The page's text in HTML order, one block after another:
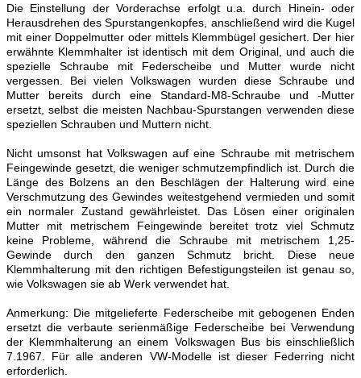
Die Einstellung der Vorderachse erfolgt u.a. durch Hinein- oder
Herausdrehen des Spurstangenkopfes, anschließend wird die Kugel
mit einer Doppelmutter oder mittels Klemmbügel gesichert. Der hier
erwähnte Klemmhalter ist identisch mit dem Original, und auch die
spezielle Schraube mit Federscheibe und Mutter wurde nicht
vergessen. Bei vielen Volkswagen wurden diese Schraube und
Mutter bereits durch eine Standard-M8-Schraube und -Mutter
ersetzt, selbst die meisten Nachbau-Spurstangen verwenden diese
speziellen Schrauben und Muttern nicht.
Nicht umsonst hat Volkswagen auf eine Schraube mit metrischem
Feingewinde gesetzt, die weniger schmutzempfindlich ist. Durch die
Länge des Bolzens an den Beschlägen der Halterung wird eine
Verschmutzung des Gewindes weitestgehend vermieden und somit
ein normaler Zustand gewährleistet. Das Lösen einer originalen
Mutter mit metrischem Feingewinde bereitet trotz viel Schmutz
keine Probleme, während die Schraube mit metrischem 1,25-
Gewinde durch den ganzen Schmutz bricht. Diese neue
Klemmhalterung mit den richtigen Befestigungsteilen ist genau so,
wie Volkswagen sie ab Werk verwendet hat.
Anmerkung: Die mitgelieferte Federscheibe mit gebogenen Enden
ersetzt die verbaute serienmäßige Federscheibe bei Verwendung
der Klemmhalterung an einem Volkswagen Bus bis einschließlich
7.1967. Für alle anderen VW-Modelle ist dieser Federring nicht
erforderlich.